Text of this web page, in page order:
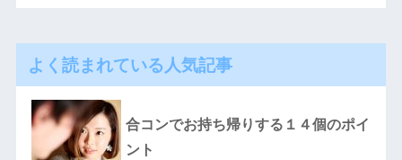
よく読まれている人気記事
合コンでお持ち帰りする１４個のポイ
ント